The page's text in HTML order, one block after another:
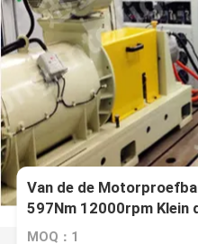
Van de de
597Nm 12000rpm Klein
MOQ：1